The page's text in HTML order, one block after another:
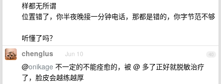
样都无所谓
位置错了，你半夜晚接一分钟电话，那都是错的，你字节范不够
听懂了吗？
40
chenglus Jun 10
@onikage 不一定的不能痊愈的，被 @ 多了正好就脱敏治疗
了，脸皮会越练越厚